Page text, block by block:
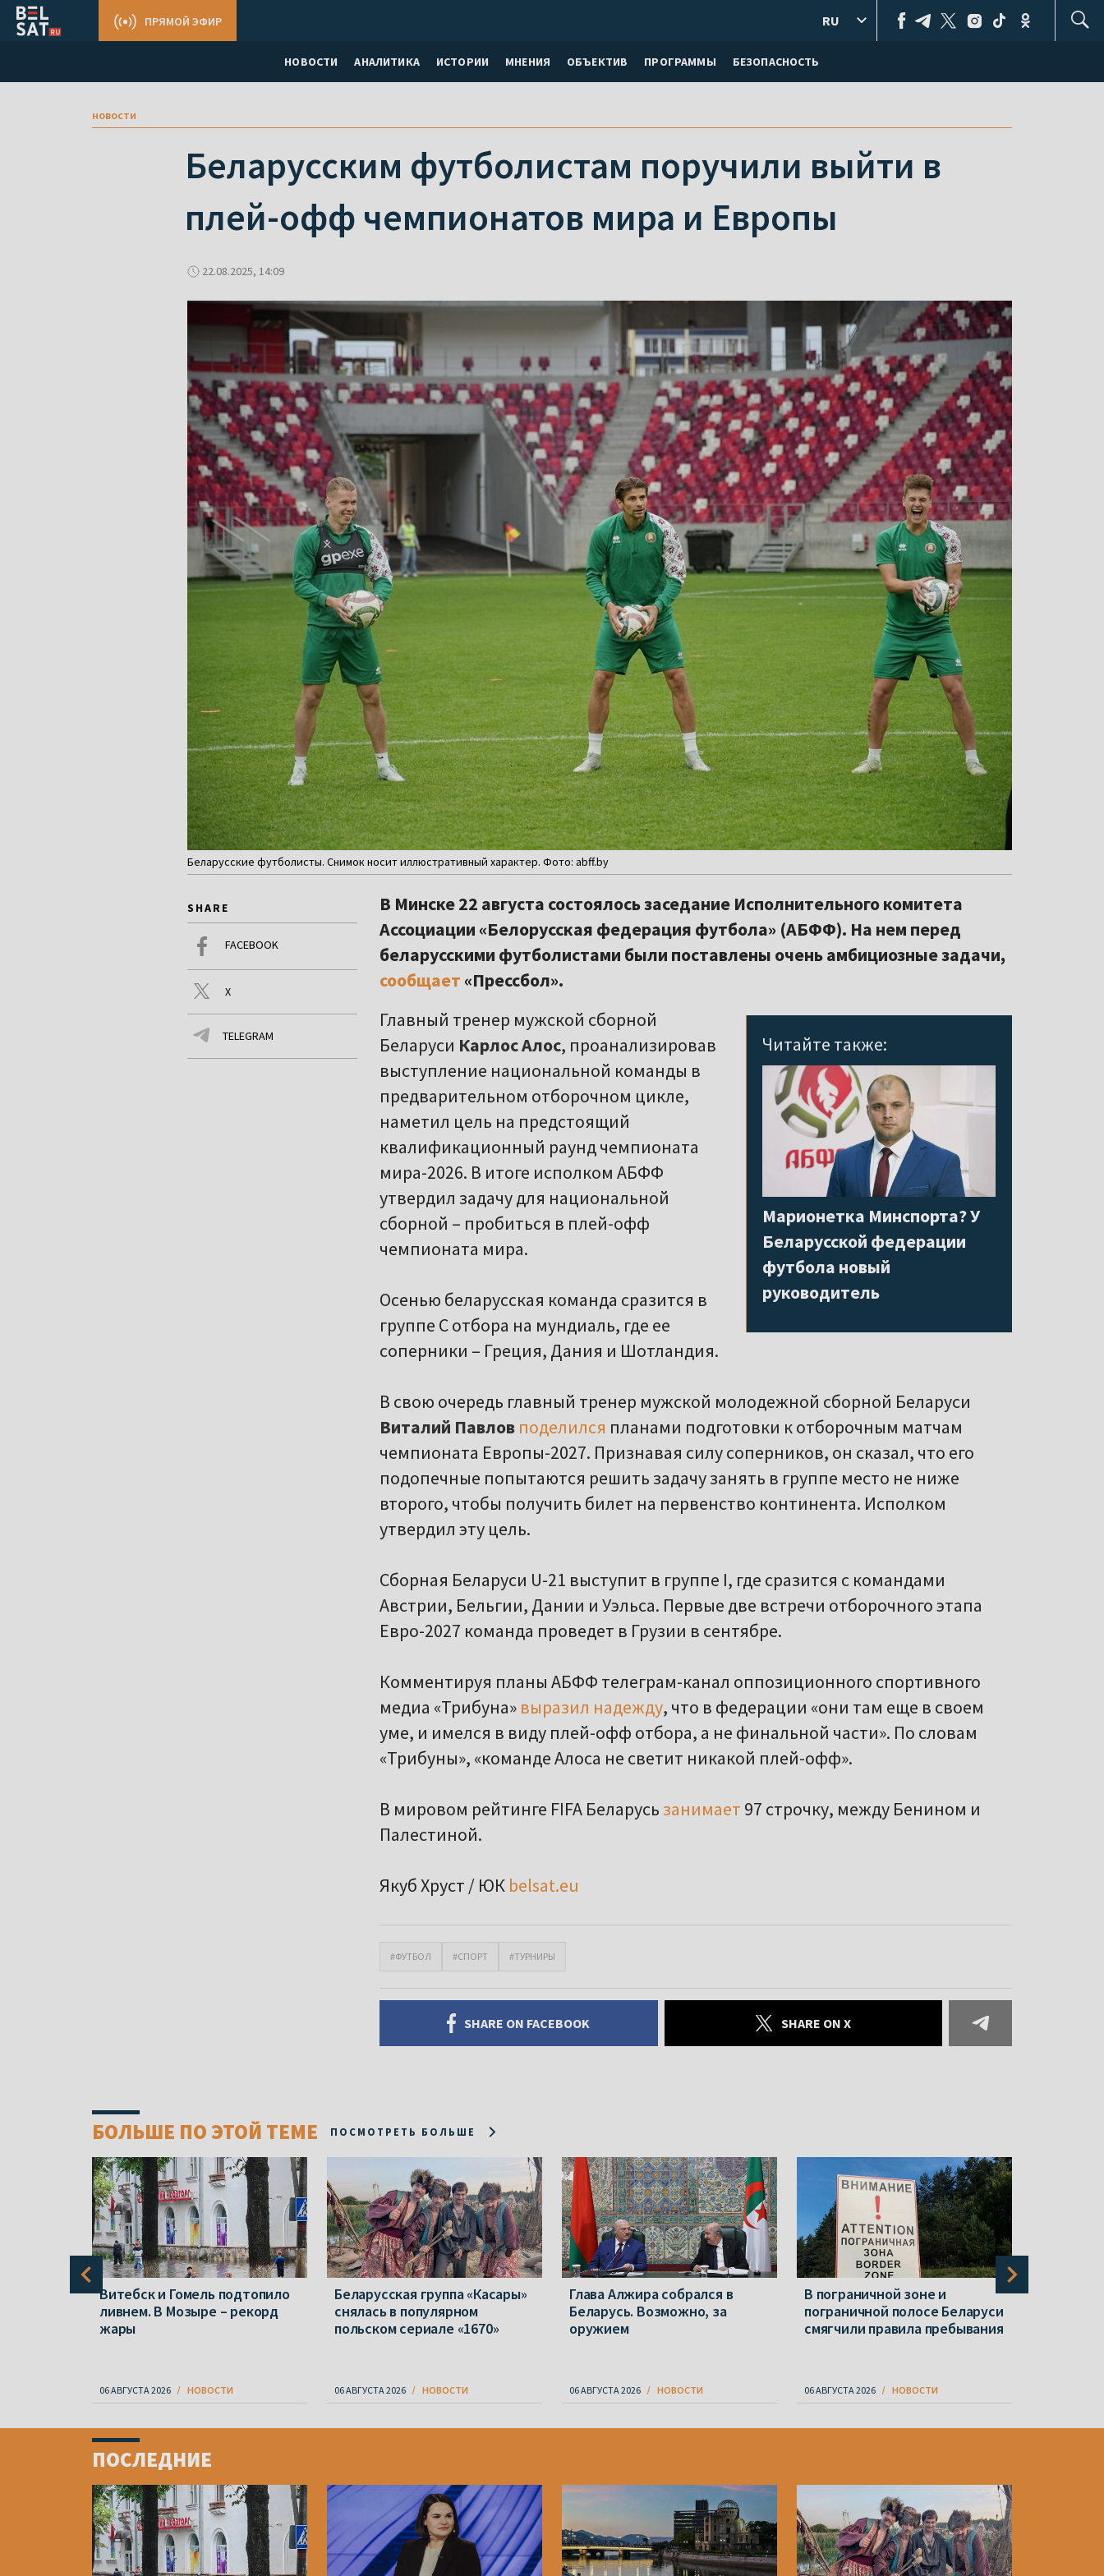
НОВОСТИ АНАЛИТИКА ИСТОРИИ МНЕНИЯ ОБЪЕКТИВ ПРОГРАММЫ БЕЗОПАСНОСТЬ
ПРЯМОЙ ЭФИР RU
новости
Беларусским футболистам поручили выйти в
плей-офф чемпионатов мира и Европы
22.08.2025, 14:09
Беларусские футболисты. Снимок носит иллюстративный характер. Фото: abff.by
SHARE
FACEBOOK
X
TELEGRAM
В Минске 22 августа состоялось заседание Исполнительного комитета
Ассоциации «Белорусская федерация футбола» (АБФФ). На нем перед
беларусскими футболистами были поставлены очень амбициозные задачи,
сообщает «Прессбол».
Читайте также:
Марионетка Минспорта? У
Беларусской федерации
футбола новый
руководитель
Главный тренер мужской сборной
Беларуси Карлос Алос, проанализировав
выступление национальной команды в
предварительном отборочном цикле,
наметил цель на предстоящий
квалификационный раунд чемпионата
мира-2026. В итоге исполком АБФФ
утвердил задачу для национальной
сборной – пробиться в плей-офф
чемпионата мира.
Осенью беларусская команда сразится в
группе C отбора на мундиаль, где ее
соперники – Греция, Дания и Шотландия.
В свою очередь главный тренер мужской молодежной сборной Беларуси
Виталий Павлов поделился планами подготовки к отборочным матчам
чемпионата Европы-2027. Признавая силу соперников, он сказал, что его
подопечные попытаются решить задачу занять в группе место не ниже
второго, чтобы получить билет на первенство континента. Исполком
утвердил эту цель.
Сборная Беларуси U-21 выступит в группе I, где сразится с командами
Австрии, Бельгии, Дании и Уэльса. Первые две встречи отборочного этапа
Евро-2027 команда проведет в Грузии в сентябре.
Комментируя планы АБФФ телеграм-канал оппозиционного спортивного
медиа «Трибуна» выразил надежду, что в федерации «они там еще в своем
уме, и имелся в виду плей-офф отбора, а не финальной части». По словам
«Трибуны», «команде Алоса не светит никакой плей-офф».
В мировом рейтинге FIFA Беларусь занимает 97 строчку, между Бенином и
Палестиной.
Якуб Хруст / ЮК belsat.eu
#ФУТБОЛ #СПОРТ #ТУРНИРЫ
SHARE ON FACEBOOK SHARE ON X
БОЛЬШЕ ПО ЭТОЙ ТЕМЕ ПОСМОТРЕТЬ БОЛЬШЕ
Витебск и Гомель подтопило
ливнем. В Мозыре – рекорд
жары
06 АВГУСТА 2026 НОВОСТИ
Беларусская группа «Касары»
снялась в популярном
польском сериале «1670»
06 АВГУСТА 2026 НОВОСТИ
Глава Алжира собрался в
Беларусь. Возможно, за
оружием
06 АВГУСТА 2026 НОВОСТИ
В пограничной зоне и
пограничной полосе Беларуси
смягчили правила пребывания
06 АВГУСТА 2026 НОВОСТИ
ПОСЛЕДНИЕ